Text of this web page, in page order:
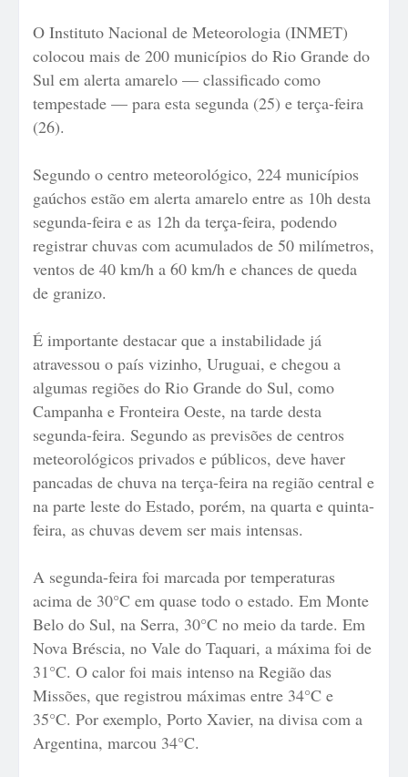
O Instituto Nacional de Meteorologia (INMET)
colocou mais de 200 municípios do Rio Grande do
Sul em alerta amarelo — classificado como
tempestade — para esta segunda (25) e terça-feira
(26).
Segundo o centro meteorológico, 224 municípios
gaúchos estão em alerta amarelo entre as 10h desta
segunda-feira e as 12h da terça-feira, podendo
registrar chuvas com acumulados de 50 milímetros,
ventos de 40 km/h a 60 km/h e chances de queda
de granizo.
É importante destacar que a instabilidade já
atravessou o país vizinho, Uruguai, e chegou a
algumas regiões do Rio Grande do Sul, como
Campanha e Fronteira Oeste, na tarde desta
segunda-feira. Segundo as previsões de centros
meteorológicos privados e públicos, deve haver
pancadas de chuva na terça-feira na região central e
na parte leste do Estado, porém, na quarta e quinta-
feira, as chuvas devem ser mais intensas.
A segunda-feira foi marcada por temperaturas
acima de 30°C em quase todo o estado. Em Monte
Belo do Sul, na Serra, 30°C no meio da tarde. Em
Nova Bréscia, no Vale do Taquari, a máxima foi de
31°C. O calor foi mais intenso na Região das
Missões, que registrou máximas entre 34°C e
35°C. Por exemplo, Porto Xavier, na divisa com a
Argentina, marcou 34°C.